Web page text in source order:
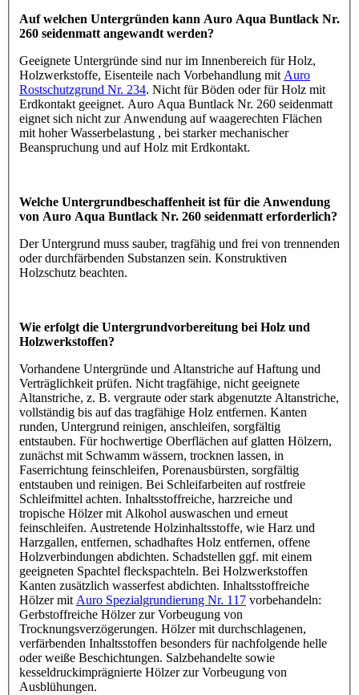
Auf welchen Untergründen kann Auro Aqua Buntlack Nr.
260 seidenmatt angewandt werden?
Geeignete Untergründe sind nur im Innenbereich für Holz,
Holzwerkstoffe, Eisenteile nach Vorbehandlung mit Auro
Rostschutzgrund Nr. 234. Nicht für Böden oder für Holz mit
Erdkontakt geeignet. Auro Aqua Buntlack Nr. 260 seidenmatt
eignet sich nicht zur Anwendung auf waagerechten Flächen
mit hoher Wasserbelastung , bei starker mechanischer
Beanspruchung und auf Holz mit Erdkontakt.
Welche Untergrundbeschaffenheit ist für die Anwendung
von Auro Aqua Buntlack Nr. 260 seidenmatt erforderlich?
Der Untergrund muss sauber, tragfähig und frei von trennenden
oder durchfärbenden Substanzen sein. Konstruktiven
Holzschutz beachten.
Wie erfolgt die Untergrundvorbereitung bei Holz und
Holzwerkstoffen?
Vorhandene Untergründe und Altanstriche auf Haftung und
Verträglichkeit prüfen. Nicht tragfähige, nicht geeignete
Altanstriche, z. B. vergraute oder stark abgenutzte Altanstriche,
vollständig bis auf das tragfähige Holz entfernen. Kanten
runden, Untergrund reinigen, anschleifen, sorgfältig
entstauben. Für hochwertige Oberflächen auf glatten Hölzern,
zunächst mit Schwamm wässern, trocknen lassen, in
Faserrichtung feinschleifen, Porenausbürsten, sorgfältig
entstauben und reinigen. Bei Schleifarbeiten auf rostfreie
Schleifmittel achten. Inhaltsstoffreiche, harzreiche und
tropische Hölzer mit Alkohol auswaschen und erneut
feinschleifen. Austretende Holzinhaltsstoffe, wie Harz und
Harzgallen, entfernen, schadhaftes Holz entfernen, offene
Holzverbindungen abdichten. Schadstellen ggf. mit einem
geeigneten Spachtel fleckspachteln. Bei Holzwerkstoffen
Kanten zusätzlich wasserfest abdichten. Inhaltsstoffreiche
Hölzer mit Auro Spezialgrundierung Nr. 117 vorbehandeln:
Gerbstoffreiche Hölzer zur Vorbeugung von
Trocknungsverzögerungen. Hölzer mit durchschlagenen,
verfärbenden Inhaltsstoffen besonders für nachfolgende helle
oder weiße Beschichtungen. Salzbehandelte sowie
kesseldruckimprägnierte Hölzer zur Vorbeugung von
Ausblühungen.